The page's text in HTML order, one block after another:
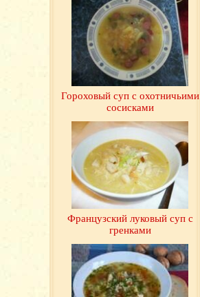
Гороховый суп с охотничьими
сосисками
Французский луковый суп с
гренками